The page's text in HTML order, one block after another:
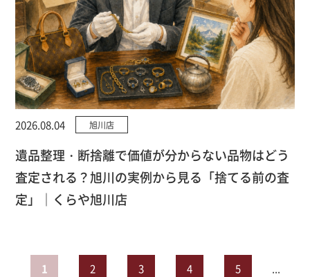
2026.08.04 旭川店
遺品整理・断捨離で価値が分からない品物はどう
査定される？旭川の実例から見る「捨てる前の査
定」｜くらや旭川店
1 2 3 4 5 ...